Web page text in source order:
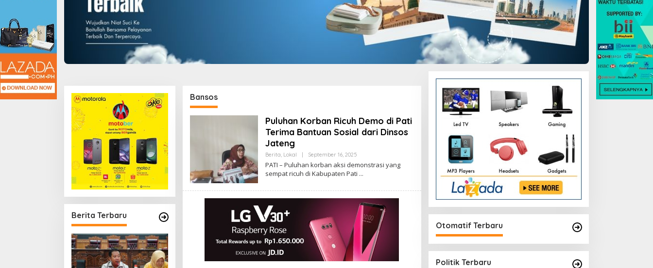
Berita Terbaru
Bansos
Puluhan Korban Ricuh Demo di Pati
Terima Bantuan Sosial dari Dinsos
Jateng
Berita, Lokal September 16, 2025
E
H
N
PATI – Puluhan korban aksi demonstrasi yang
sempat ricuh di Kabupaten Pati
Otomatif Terbaru
Politik Terbaru